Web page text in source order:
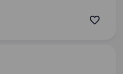
ТрО існують